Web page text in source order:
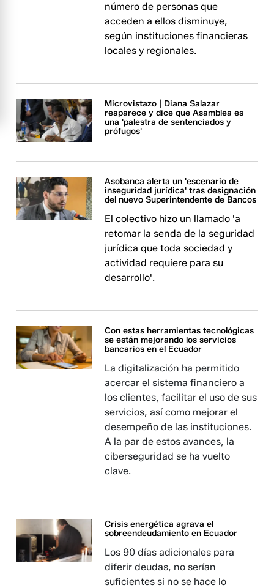
número de personas que
acceden a ellos disminuye,
según instituciones financieras
locales y regionales.
Microvistazo | Diana Salazar
reaparece y dice que Asamblea es
una 'palestra de sentenciados y
prófugos'
Asobanca alerta un 'escenario de
inseguridad jurídica' tras designación
del nuevo Superintendente de Bancos
El colectivo hizo un llamado 'a
retomar la senda de la seguridad
jurídica que toda sociedad y
actividad requiere para su
desarrollo'.
Con estas herramientas tecnológicas
se están mejorando los servicios
bancarios en el Ecuador
La digitalización ha permitido
acercar el sistema financiero a
los clientes, facilitar el uso de sus
servicios, así como mejorar el
desempeño de las instituciones.
A la par de estos avances, la
ciberseguridad se ha vuelto
clave.
Crisis energética agrava el
sobreendeudamiento en Ecuador
Los 90 días adicionales para
diferir deudas, no serían
suficientes si no se hace lo